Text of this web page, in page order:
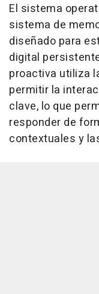
El sistema
sistema de
diseñado para
digital
proactiva utiliza
permitir la
clave, lo que
responder de
contextuales y